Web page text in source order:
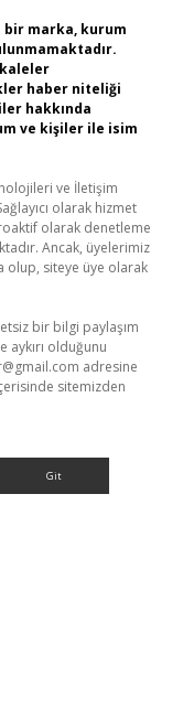
marka, kurum
haber niteliği
hakkında
ve kişiler ile isim
ve İletişim
olarak hizmet
olarak denetleme
Ancak, üyelerimiz
olup, siteye üye olarak
bir bilgi paylaşım
olduğunu
adresine
sitemizden